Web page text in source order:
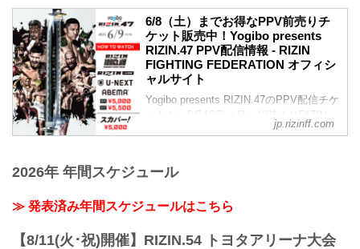
※試合内容、イベント進行によって終了
予定時間が前後することがありますので
ご了承ください。
会場
国立代々木競技場 第一体育館
JR山手線「原宿」駅 徒歩5分
東京メトロ副都心線「明治神宮前」駅 徒
レッタ
RIZIN MMAルール：5分 3R（66.0kg）
クレベル・コイケ vs. フアン・アーチュ
レッタ
カルシャガ・ダウトベック vs. 関鉄矢
RIZIN MMAルール：5分3R（66.0kg）
カルシャガ・ダウトベック vs. 関鉄矢
徳留一樹 vs. 宇佐美正パトリック
RIZIN MMAルール：5分 3R...
6/8（土）までお得なPPV前売りチ
ケット販売中！Yogibo presents
RIZIN.47 PPV配信情報 - RIZIN
FIGHTING FEDERATION オフィシ
ャルサイト
Yogibo presents RIZIN.47のPPV配信チケ
ットが、5月13日（月）12時よりRIZIN
100 CLUB、RIZIN LIVE、ABEMA、U-
の6月8日（土）23:59まで販売！
スで、Yogibo presents RIZIN.47を全試合
PPV販売スケジュール一覧
jp.rizinff.com
2026年 年間スケジュール
≫ 発表済み年間スケジュールはこちら
【8/11(火･祝)開催】RIZIN.54 トヨタアリーナ大会